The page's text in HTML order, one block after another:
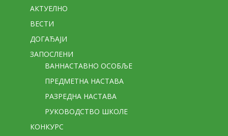
АКТУЕЛНО
ВЕСТИ
ДОГАЂАЈИ
ЗАПОСЛЕНИ
ВАННАСТАВНО ОСОБЉЕ
ПРЕДМЕТНА НАСТАВА
РАЗРЕДНА НАСТАВА
РУКОВОДСТВО ШКОЛЕ
КОНКУРС